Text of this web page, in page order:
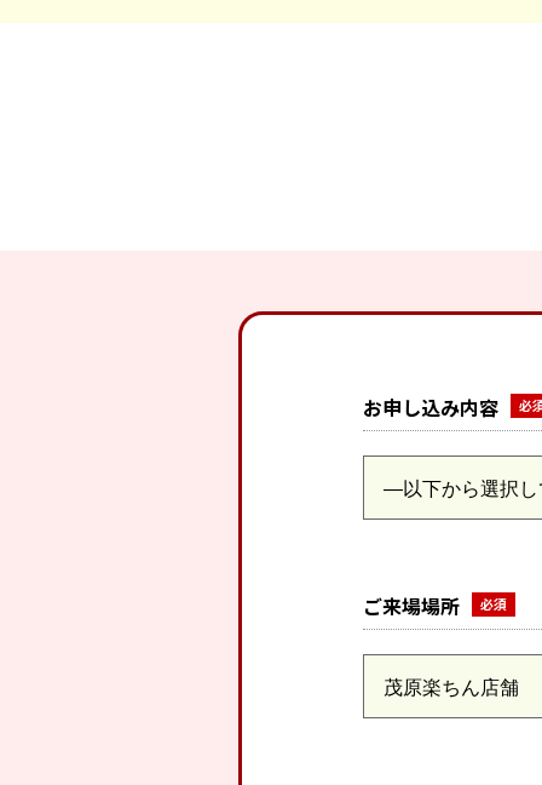
お申し込み内容
ご来場場所